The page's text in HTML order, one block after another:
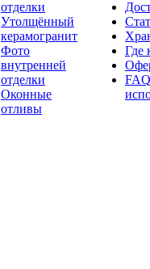
отделки
Утолщённый
керамогранит
Фото
внутренней
отделки
Оконные
отливы
Где